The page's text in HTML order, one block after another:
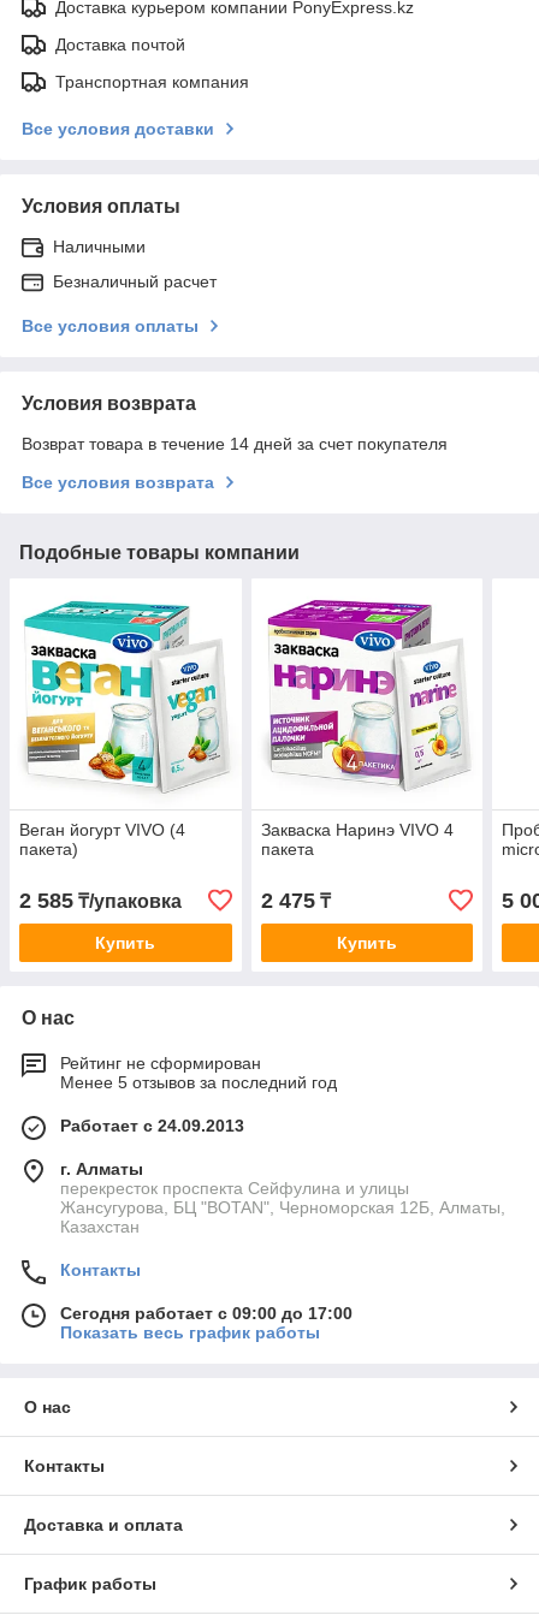
Доставка курьером компании PonyExpress.kz
Доставка почтой
Транспортная компания
Все условия доставки
Условия оплаты
Наличными
Безналичный расчет
Все условия оплаты
Условия возврата
Возврат товара в течение 14 дней за счет покупателя
Все условия возврата
Подобные товары компании
Веган йогурт VIVO (4
пакета)
2 585 ₸/упаковка
Купить
Закваска Наринэ VIVO 4
пакета
2 475₸
Купить
5
О нас
Рейтинг не сформирован
Менее 5 отзывов за последний год
Работает с 24.09.2013
г. Алматы
перекресток проспекта Сейфулина и улицы
Жансугурова, БЦ "BOTAN", Черноморская 12Б, Алматы,
Казахстан
Контакты
Сегодня работает с 09:00 до 17:00
Показать весь график работы
О нас
Контакты
Доставка и оплата
График работы